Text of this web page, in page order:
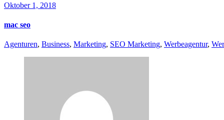
Oktober 1, 2018
mac seo
Agenturen, Business, Marketing, SEO Marketing, Werbeagentur,